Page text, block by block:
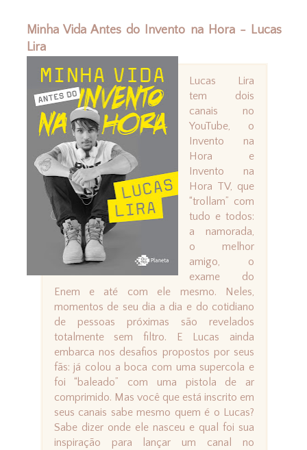
Minha Vida Antes do Invento na Hora - Lucas
Lira
Lucas Lira
tem dois
canais no
YouTube, o
Invento na
Hora e
Invento na
Hora TV, que
“trollam” com
tudo e todos:
a namorada,
o melhor
amigo, o
exame do
Enem e até com ele mesmo. Neles,
momentos de seu dia a dia e do cotidiano
de pessoas próximas são revelados
totalmente sem filtro. E Lucas ainda
embarca nos desafios propostos por seus
fãs: já colou a boca com uma supercola e
foi “baleado” com uma pistola de ar
comprimido. Mas você que está inscrito em
seus canais sabe mesmo quem é o Lucas?
Sabe dizer onde ele nasceu e qual foi sua
inspiração para lançar um canal no